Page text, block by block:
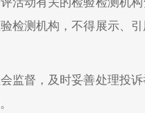
检测机构，不得展示、
监督，及时妥善处理投